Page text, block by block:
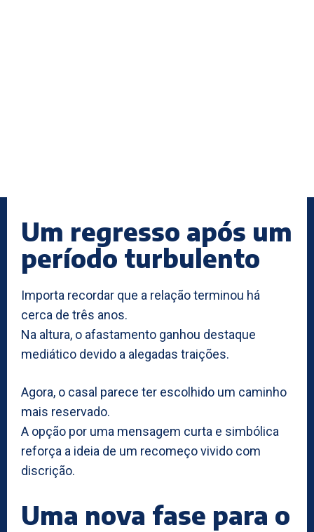
Um regresso após um
período turbulento
Importa recordar que a relação terminou há
cerca de três anos.
Na altura, o afastamento ganhou destaque
mediático devido a alegadas traições.
Agora, o casal parece ter escolhido um caminho
mais reservado.
A opção por uma mensagem curta e simbólica
reforça a ideia de um recomeço vivido com
discrição.
Uma nova fase para o